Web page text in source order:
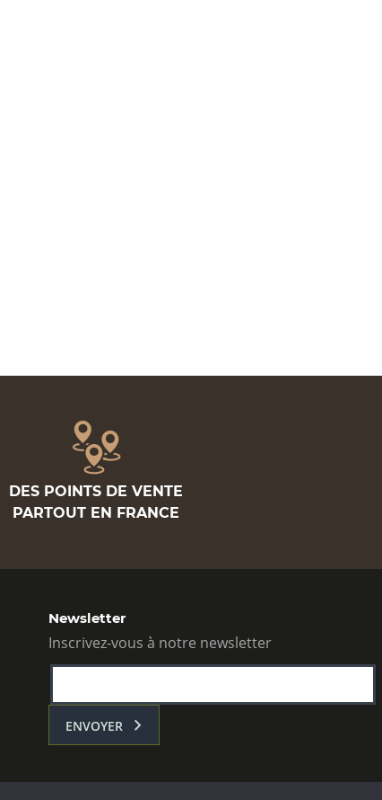
DES POINTS DE VENTE
PARTOUT EN FRANCE
Newsletter
Inscrivez-vous à notre newsletter
ENVOYER